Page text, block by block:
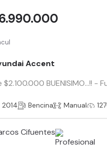
Accent
$2.100.000
2014 Bencina Manual
Cifuentes